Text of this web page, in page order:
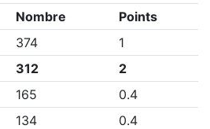
Nombre
Points
374
1
312
2
165
0.4
134
0.4